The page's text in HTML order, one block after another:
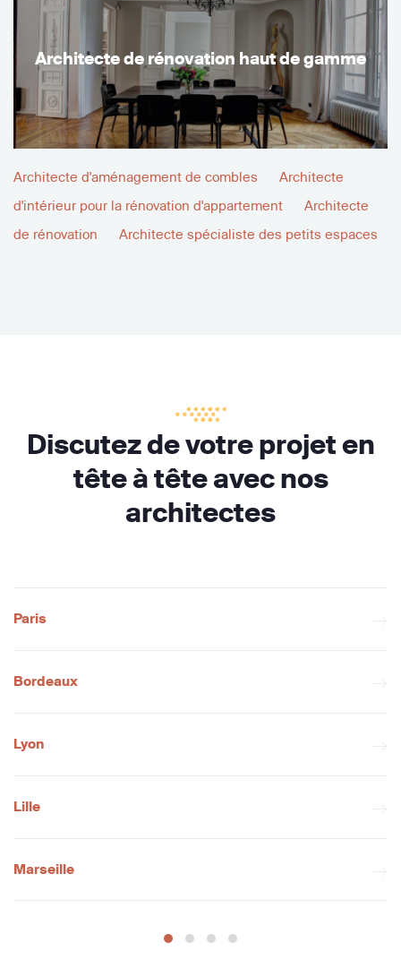
Architecte de rénovation haut de gamme
Architecte d'aménagement de combles
Architecte
d'intérieur pour la rénovation d'appartement
Architecte
de rénovation
Architecte spécialiste des petits espaces
Discutez de votre projet en
tête à tête avec nos
architectes
Paris
Bordeaux
Lyon
Lille
Marseille